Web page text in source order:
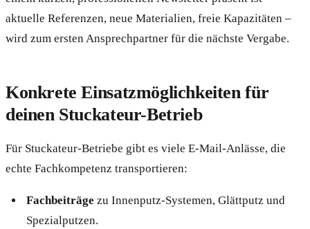
aktuelle Referenzen, neue Materialien, freie Kapazitäten –
wird zum ersten Ansprechpartner für die nächste Vergabe.
Konkrete Einsatzmöglichkeiten für
deinen Stuckateur-Betrieb
Für Stuckateur-Betriebe gibt es viele E-Mail-Anlässe, die
echte Fachkompetenz transportieren:
Fachbeiträge zu Innenputz-Systemen, Glättputz und
Spezialputzen.